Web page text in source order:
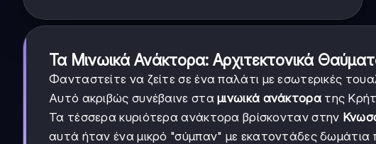
Τα Μινωικά Ανάκτορα: Αρχιτεκτονικά
Φανταστείτε να ζείτε σε ένα παλάτι με εσωτερικές
Αυτό ακριβώς συνέβαινε σταμινωικά ανάκτορατης
Τα τέσσερα κυριότερα ανάκτορα βρίσκονταν στην
αυτά ήταν ένα μικρό "σύμπαν" με εκατοντάδες δωμάτια